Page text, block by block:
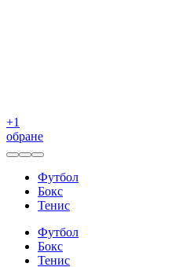
+1
обране
Футбол
Бокс
Тенис
Футбол
Бокс
Тенис